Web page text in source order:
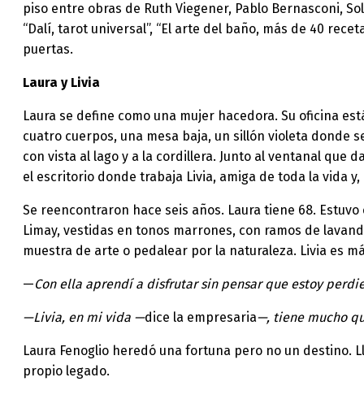
piso entre obras de Ruth Viegener, Pablo Bernasconi,
“Dalí, tarot universal”, “El arte del baño, más de 40
puertas.
Laura y Livia
Laura se define como una mujer hacedora. Su oficina
cuatro cuerpos, una mesa baja, un sillón violeta donde
con vista al lago y a la cordillera. Junto al ventanal que
el escritorio donde trabaja Livia, amiga de toda la vida
Se reencontraron hace seis años. Laura tiene 68.
Limay, vestidas en tonos marrones, con ramos de
muestra de arte o pedalear por la naturaleza. Livia es
—Con ella aprendí a disfrutar sin pensar que estoy
—Livia, en mi vida —dice la empresaria—, tiene mucho
Laura Fenoglio heredó una fortuna pero no un destino.
propio legado.